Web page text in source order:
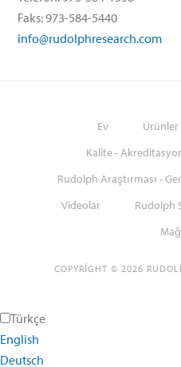
Faks: 973-584-5440
info@rudolphresearch.com
Ev Ürünler
Kalite -
Rudolph Araştırması -
Videolar
Rudolph
COPYRIGHT © 2026
Türkçe
English
Deutsch